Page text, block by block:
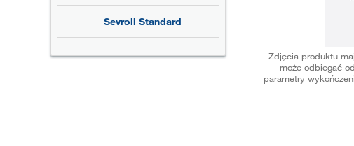
Sevroll Standard
Zdjęcia produktu
może odbiegać
parametry